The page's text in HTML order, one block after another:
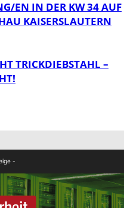
EN IN DER KW 34 AUF
KAISERSLAUTERN
TRICKDIEBSTAHL –
-